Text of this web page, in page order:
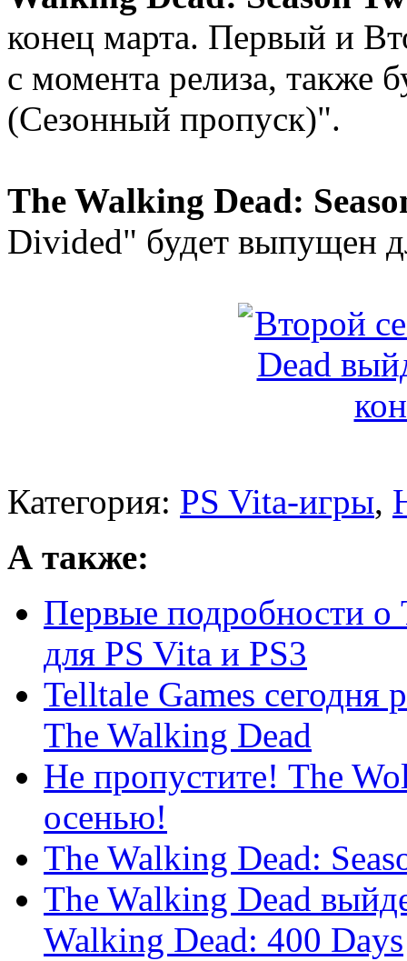
конец марта. Первый и
с момента релиза, также
(Сезонный пропуск)".
The Walking Dead:
Divided" будет выпущен
Категория: PS Vita-игры,
А также:
Первые подробности о
для PS Vita и PS3
Telltale Games сегодня
The Walking Dead
Не пропустите! The
осенью!
The Walking Dead:
The Walking Dead
Walking Dead: 400 Days